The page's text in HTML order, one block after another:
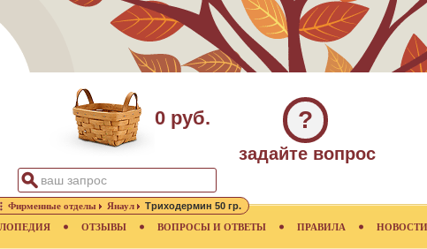
0 руб. ?
задайте вопрос
ОТЗЫВЫ ВОПРОСЫ И ОТВЕТЫ ПРАВИЛА НОВОСТИ
Фирменные отделы Янаул Триходермин 50 гр.